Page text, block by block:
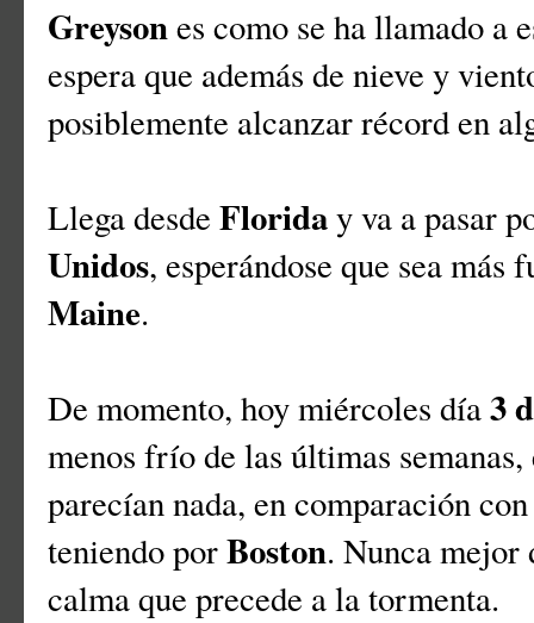
Greysones como se ha llamado a
espera que además de nieve y
posiblemente alcanzar récord en
Llega desde Floriday va a pasar
Unidos, esperándose que sea más
Maine.
De momento, hoy miércoles día3
menos frío de las últimas
parecían nada, en comparación
teniendo porBoston. Nunca mejor
calma que precede a la tormenta.